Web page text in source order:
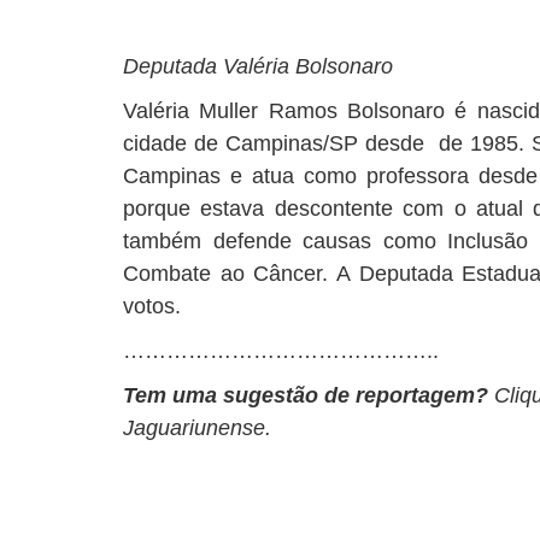
Deputada Valéria Bolsonaro
Valéria Muller Ramos Bolsonaro é
cidade de Campinas/SP desde de 1985.
Campinas e atua como professora
porque estava descontente com o atual
também defende causas como
Combate ao Câncer. A Deputada
votos.
……………………………………..
Tem uma sugestão de reportagem?
Jaguariunense.